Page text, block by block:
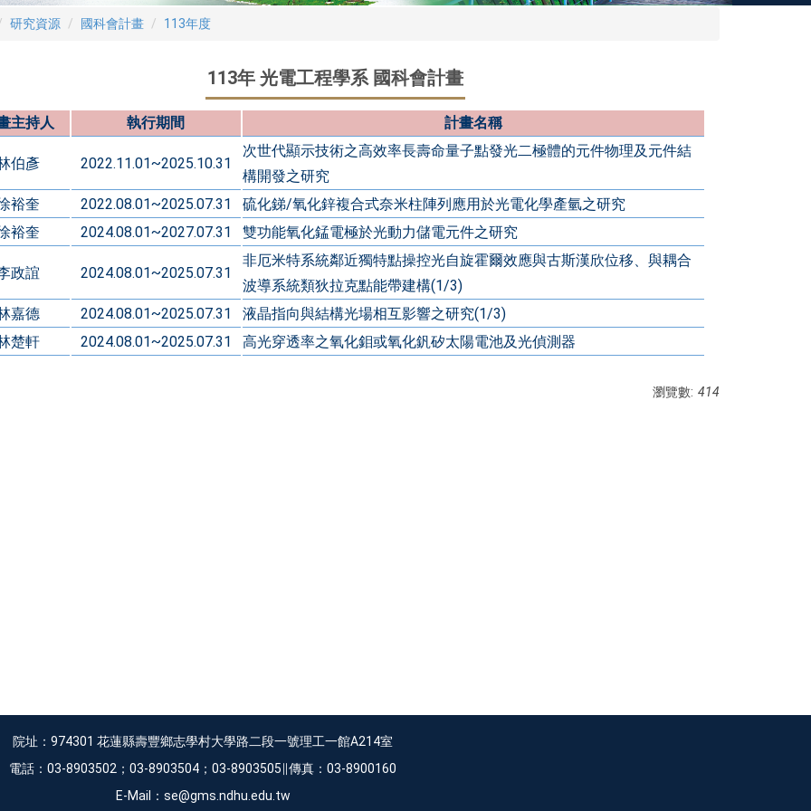
研究資源 國科會計畫 113年度
113年 光電工程學系 國科會計畫
主持人 執行期間 計畫名稱
伯彥 2022.11.01~2025.10.31
次世代顯示技術之高效率長壽命量子點發光二極體的元件物理及元件結
構開發之研究
裕奎
2022.08.01~2025.07.31
硫化銻/氧化鋅複合式奈米柱陣列應用於光電化學產氫之研究
裕奎
2024.08.01~2027.07.31 雙功能氧化錳電極於光動力儲電元件之研究
政誼 2024.08.01~2025.07.31
非厄米特系統鄰近獨特點操控光自旋霍爾效應與古斯漢欣位移、與耦合
波導系統類狄拉克點能帶建構(1/3)
嘉德
2024.08.01~2025.07.31
液晶指向與結構光場相互影響之研究(1/3)
楚軒
2024.08.01~2025.07.31 高光穿透率之氧化鉬或氧化釩矽太陽電池及光偵測器
瀏覽數: 414
院址：974301 花蓮縣壽豐鄉志學村大學路二段一號理工一館A214室
電話：03-8903502；03-8903504；03-8903505∥傳真：03-8900160
E-Mail：se@gms.ndhu.edu.tw